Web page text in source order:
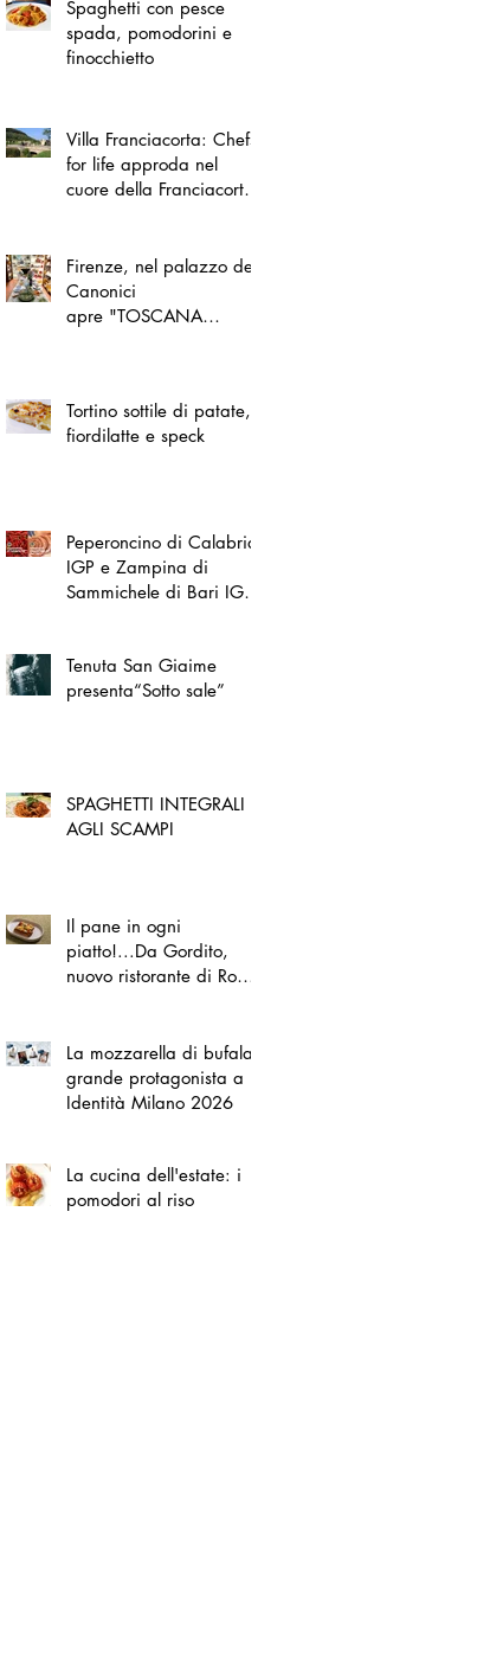
Spaghetti con pesce
spada, pomodorini e
finocchietto
Villa Franciacorta: Chefs
for life approda nel
cuore della Franciacorta,
Firenze, nel palazzo dei
Canonici
apre "TOSCANA
Tortino sottile di patate,
fiordilatte e speck
Peperoncino di Calabria
IGP e Zampina di
Sammichele di Bari IGP
Tenuta San Giaime
presenta“Sotto sale”
SPAGHETTI INTEGRALI
AGLI SCAMPI
Il pane in ogni
piatto!...Da Gordito,
nuovo ristorante di Roma
La mozzarella di bufala
grande protagonista a
Identità Milano 2026
La cucina dell'estate: i
pomodori al riso